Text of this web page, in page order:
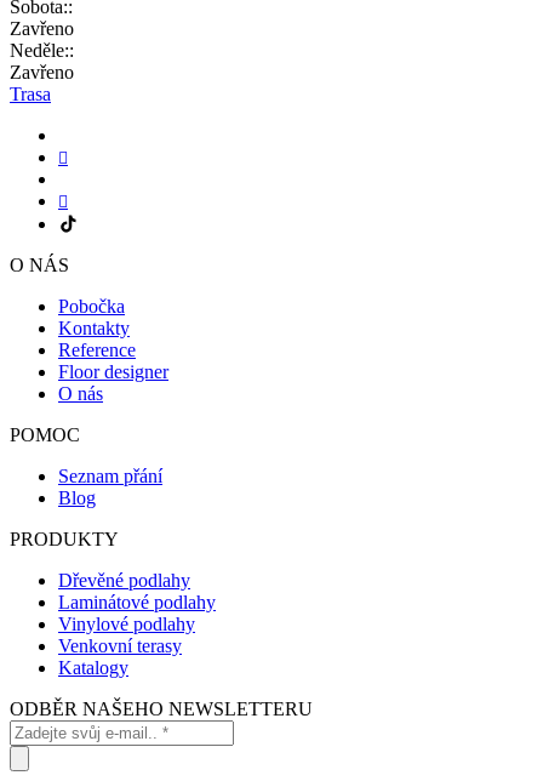
Sobota::
Zavřeno
Neděle::
Zavřeno
Trasa
O NÁS
Pobočka
Kontakty
Reference
Floor designer
O nás
POMOC
Seznam přání
Blog
PRODUKTY
Dřevěné podlahy
Laminátové podlahy
Vinylové podlahy
Venkovní terasy
Katalogy
ODBĚR NAŠEHO NEWSLETTERU